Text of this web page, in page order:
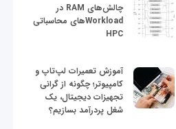
چالش‌های RAM در
Workloadهای محاسباتی
HPC
آموزش تعمیرات لپ‌تاپ و
کامپیوتر؛ چگونه از گرانی
تجهیزات دیجیتال، یک
شغل پردرآمد بسازیم؟